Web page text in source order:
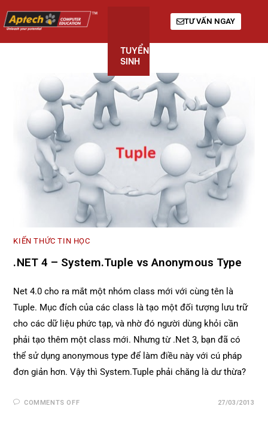
TUYỂN
SINH
TƯ VẤN NGAY
KIẾN THỨC TIN HỌC
.NET 4 – System.Tuple vs Anonymous Type
Net 4.0 cho ra mắt một nhóm class mới với cùng tên là
Tuple. Mục đích của các class là tạo một đối tượng lưu trữ
cho các dữ liệu phức tạp, và nhờ đó người dùng khỏi cần
phải tạo thêm một class mới. Nhưng từ .Net 3, bạn đã có
thể sử dụng anonymous type để làm điều này với cú pháp
đơn giản hơn. Vậy thì System.Tuple phải chăng là dư thừa?
COMMENTS OFF 27/03/2013